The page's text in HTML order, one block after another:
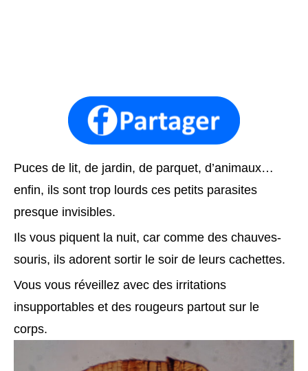
Puces de lit, de jardin, de parquet, d’animaux…
enfin, ils sont trop lourds ces petits parasites
presque invisibles.
Ils vous piquent la nuit, car comme des chauves-
souris, ils adorent sortir le soir de leurs cachettes.
Vous vous réveillez avec des irritations
insupportables et des rougeurs partout sur le
corps.